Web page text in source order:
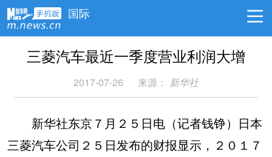
国际
三菱汽车最近一季度营业利润大增
2017-07-26 来源： 新华社
新华社东京７月２５日电（记者钱铮）日本
三菱汽车公司２５日发布的财报显示，２０１７